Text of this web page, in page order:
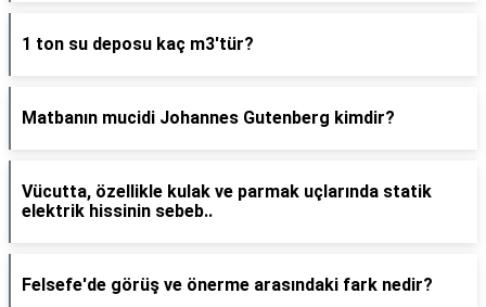
1 ton su deposu kaç m3'tür?
Matbanın mucidi Johannes Gutenberg kimdir?
Vücutta, özellikle kulak ve parmak uçlarında statik
elektrik hissinin sebeb..
Felsefe'de görüş ve önerme arasındaki fark nedir?